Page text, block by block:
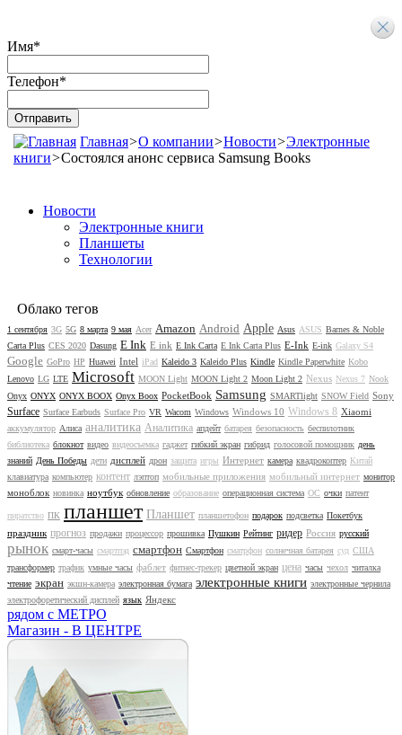
Имя*
Телефон*
Главная>О компании>Новости>Электронные
книги>Состоялся анонс сервиса Samsung Books
Новости
Электронные книги
Планшеты
Технологии
Облако тегов
1 сентября 3G 5G 8 марта 9 мая Acer Amazon Android Apple Asus ASUS Barnes & Noble
Carta Plus CES 2020 Dasung E Ink E ink E Ink Carta E Ink Carta Plus E-Ink E-ink Galaxy S4
Google GoPro HP Huawei Intel iPad Kaleido 3 Kaleido Plus Kindle Kindle Paperwhite Kobo
Lenovo LG LTE Microsoft MOON Light MOON Light 2 Moon Light 2 Nexus Nexus 7 Nook
Onyx ONYX ONYX BOOX Onyx Boox PocketBook Samsung SMARTlight SNOW Field Sony
Surface Surface Earbuds Surface Pro VR Wacom Windows Windows 10 Windows 8 Xiaomi
аккумулятор Алиса аналитика Аналитика апдейт батарея безопасность беспилотник
библиотека блокнот видео видеосъемка гаджет гибкий экран гибрид голосовой помощник день
знаний День Победы дети дисплей дрон защита игры Интернет камера квадрокоптер Китай
клавиатура компьютер контент лэптоп мобильные приложения мобильный интернет монитор
моноблок новинка ноутбук обновление образование операционная система ОС очки патент
пиратство ПК планшет Планшет планшетофон подарок подсветка Покетбук
праздник прогноз продажи процессор прошивка Пушкин Рейтинг ридер Россия русский
рынок смарт-часы смартпэд смартфон Смартфон сматрфон солнечная батарея суд США
трансформер трафик умные часы фаблет фитнес-трекер цветной экран цена часы чехол читалка
чтение экран экшн-камера электронная бумага электронные книги электронные чернила
электрофоретический дисплей язык Яндекс
рядом с МЕТРО
Магазин - В ЦЕНТРЕ